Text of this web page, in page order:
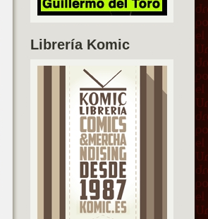
Librería Komic